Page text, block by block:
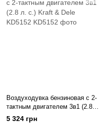
Воздуходувка бензиновая с 2-
тактным двигателем 3в1 (2.8 л.
с.) Kraft & Dele KD5152
5 324 грн